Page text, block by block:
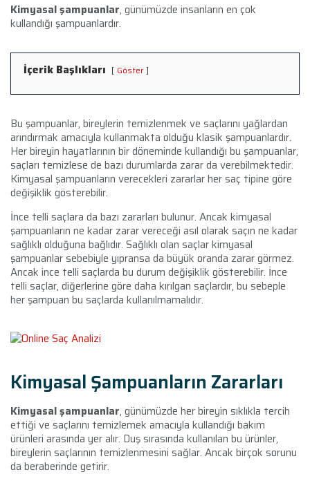
Kimyasal şampuanlar, günümüzde insanların en çok
kullandığı şampuanlardır.
İçerik Başlıkları Göster
Bu şampuanlar, bireylerin temizlenmek ve saçlarını yağlardan
arındırmak amacıyla kullanmakta olduğu klasik şampuanlardır.
Her bireyin hayatlarının bir döneminde kullandığı bu şampuanlar,
saçları temizlese de bazı durumlarda zarar da verebilmektedir.
Kimyasal şampuanların verecekleri zararlar her saç tipine göre
değişiklik gösterebilir.
İnce telli saçlara da bazı zararları bulunur. Ancak kimyasal
şampuanların ne kadar zarar vereceği asıl olarak saçın ne kadar
sağlıklı olduğuna bağlıdır. Sağlıklı olan saçlar kimyasal
şampuanlar sebebiyle yıpransa da büyük oranda zarar görmez.
Ancak ince telli saçlarda bu durum değişiklik gösterebilir. İnce
telli saçlar, diğerlerine göre daha kırılgan saçlardır, bu sebeple
her şampuan bu saçlarda kullanılmamalıdır.
Kimyasal Şampuanların Zararları
Kimyasal şampuanlar, günümüzde her bireyin sıklıkla tercih
ettiği ve saçlarını temizlemek amacıyla kullandığı bakım
ürünleri arasında yer alır. Duş sırasında kullanılan bu ürünler,
bireylerin saçlarının temizlenmesini sağlar. Ancak birçok sorunu
da beraberinde getirir.